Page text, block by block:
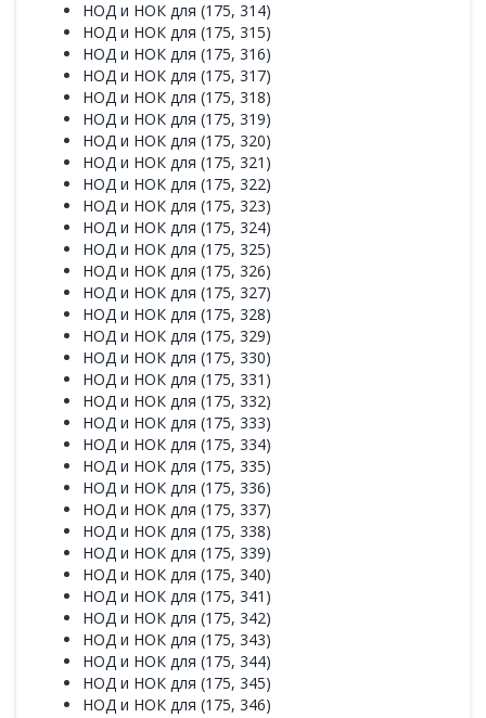
НОД и НОК для (175, 314)
НОД и НОК для (175, 315)
НОД и НОК для (175, 316)
НОД и НОК для (175, 317)
НОД и НОК для (175, 318)
НОД и НОК для (175, 319)
НОД и НОК для (175, 320)
НОД и НОК для (175, 321)
НОД и НОК для (175, 322)
НОД и НОК для (175, 323)
НОД и НОК для (175, 324)
НОД и НОК для (175, 325)
НОД и НОК для (175, 326)
НОД и НОК для (175, 327)
НОД и НОК для (175, 328)
НОД и НОК для (175, 329)
НОД и НОК для (175, 330)
НОД и НОК для (175, 331)
НОД и НОК для (175, 332)
НОД и НОК для (175, 333)
НОД и НОК для (175, 334)
НОД и НОК для (175, 335)
НОД и НОК для (175, 336)
НОД и НОК для (175, 337)
НОД и НОК для (175, 338)
НОД и НОК для (175, 339)
НОД и НОК для (175, 340)
НОД и НОК для (175, 341)
НОД и НОК для (175, 342)
НОД и НОК для (175, 343)
НОД и НОК для (175, 344)
НОД и НОК для (175, 345)
НОД и НОК для (175, 346)